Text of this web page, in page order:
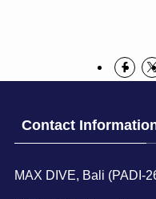
Contact
MAX DIVE, Bali (PADI-